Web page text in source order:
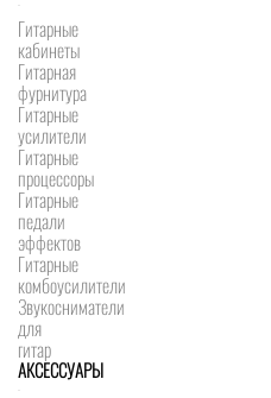
Гитарные
кабинеты
Гитарная
фурнитура
Гитарные
усилители
Гитарные
процессоры
Гитарные
педали
эффектов
Гитарные
комбоусилители
Звукосниматели
для
гитар
АКСЕССУАРЫ